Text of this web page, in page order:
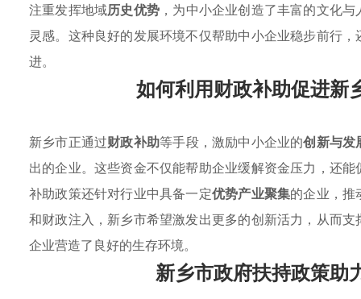
注重发挥地域历史优势 ，为中小企业创造了丰富的文化
灵感。这种良好的发展环境不仅帮助中小企业稳步前行
进。
如何利用财政补助促进新
新乡市正通过财政补助等手段，激励中小企业的创新与发
出的企业。这些资金不仅能帮助企业缓解资金压力，还
补助政策还针对行业中具备一定优势产业聚集的企业，推
和财政注入，新乡市希望激发出更多的创新活力，从而
企业营造了良好的生存环境。
新乡市政府扶持政策助